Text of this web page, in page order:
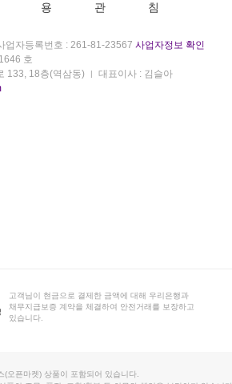
용
관
침
업자등록번호 : 261-81-23567 사업자정보 확인
호
133, 18층(역삼동)
대표이사 : 김슬아
고객님이 현금으로 결제한 금액에 대해 우리은행과
채무지급보증 계약을 체결하여 안전거래를 보장하고
있습니다.
오픈마켓) 상품이 포함되어 있습니다.